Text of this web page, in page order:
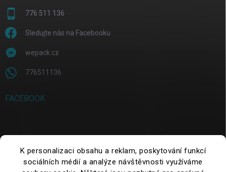
K personalizaci obsahu a reklam, poskytování funkcí
sociálních médií a analýze návštěvnosti využíváme
776 511 136
Sledujte nás na Facebooku
wepack.cz
776511136
FACEBOOK
Suchen